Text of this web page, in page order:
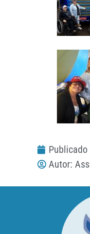
Publicado
Autor: